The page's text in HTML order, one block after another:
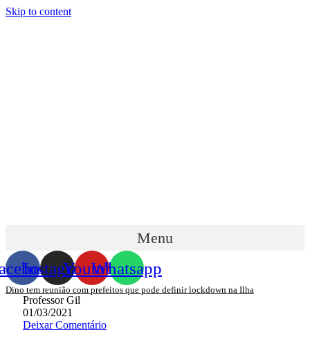
Skip to content
Menu
InstagramYoutubeWhatsapp
Dino tem reunião com prefeitos que pode definir lockdown na Ilha
Professor Gil
01/03/2021
Deixar Comentário